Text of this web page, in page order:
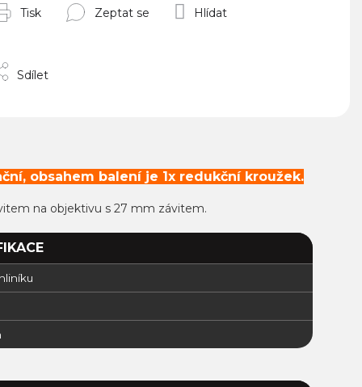
Tisk Zeptat se Hlídat
Sdílet
obsahem balení je 1x redukční kroužek.
na objektivu s 27 mm závitem.